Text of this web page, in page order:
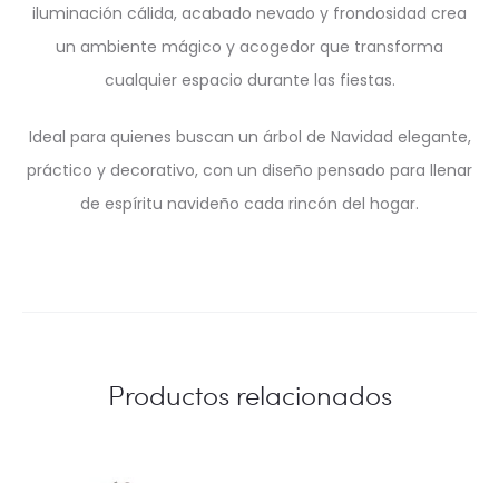
iluminación cálida, acabado nevado y frondosidad crea
un ambiente mágico y acogedor que transforma
cualquier espacio durante las fiestas.
Ideal para quienes buscan un árbol de Navidad elegante,
práctico y decorativo, con un diseño pensado para llenar
de espíritu navideño cada rincón del hogar.
Productos relacionados